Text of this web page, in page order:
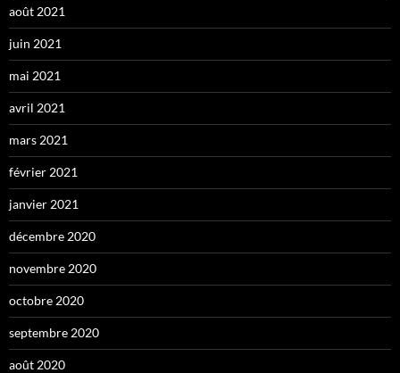
août 2021
juin 2021
mai 2021
avril 2021
mars 2021
février 2021
janvier 2021
décembre 2020
novembre 2020
octobre 2020
septembre 2020
août 2020